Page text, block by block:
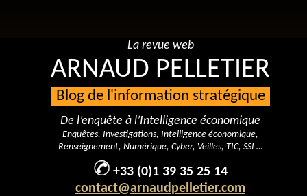
La revue web
ARNAUD PELLETIER
Blog de l'information stratégique
De l’enquête à l’Intelligence économique
Enquêtes, Investigations, Intelligence économique,
Renseignement, Numérique, Cyber, Veilles, TIC, SSI …
+33 (0)1 39 35 25 14
contact@arnaudpelletier.com